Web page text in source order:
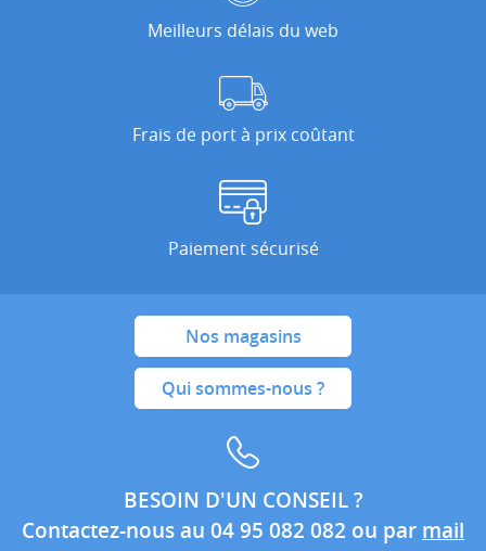
Meilleurs délais du web
Frais de port à prix coûtant
Paiement sécurisé
Nos magasins
Qui sommes-nous ?
BESOIN D'UN CONSEIL ?
Contactez-nous au 04 95 082 082 ou par mail